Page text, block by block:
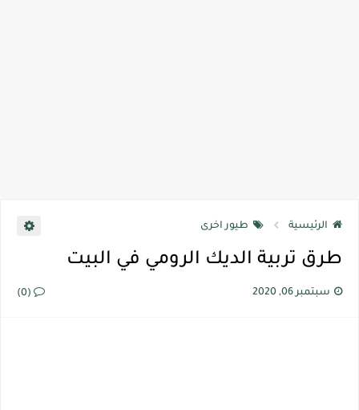
الرئيسية طيور اخرى
طرق تربية الديك الرومي في البيت
سبتمبر 06, 2020 (0)